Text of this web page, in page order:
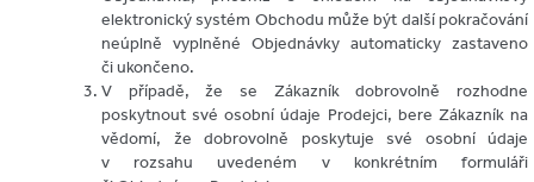
elektronický systém Obchodu může být další pokračování
neúplně vyplněné Objednávky automaticky zastaveno
či ukončeno.
V případě, že se Zákazník dobrovolně rozhodne
poskytnout své osobní údaje Prodejci, bere Zákazník na
vědomí, že dobrovolně poskytuje své osobní údaje
v rozsahu uvedeném v konkrétním formuláři